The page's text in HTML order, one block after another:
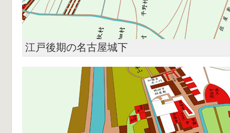
江戸後期の名古屋城下